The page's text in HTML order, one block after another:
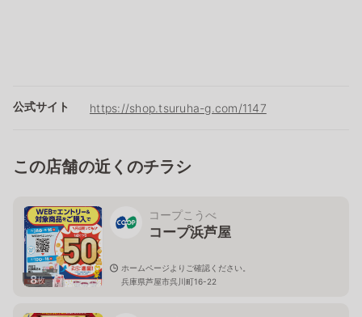
公式サイト https://shop.tsuruha-g.com/1147
この店舗の近くのチラシ
8枚
コープこうべ
コープ浜芦屋
ホームページよりご確認ください。
兵庫県芦屋市呉川町16-22